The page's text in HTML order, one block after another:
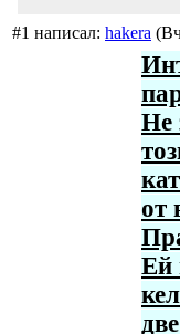
#1 написал: hakera
Не
от
Ей